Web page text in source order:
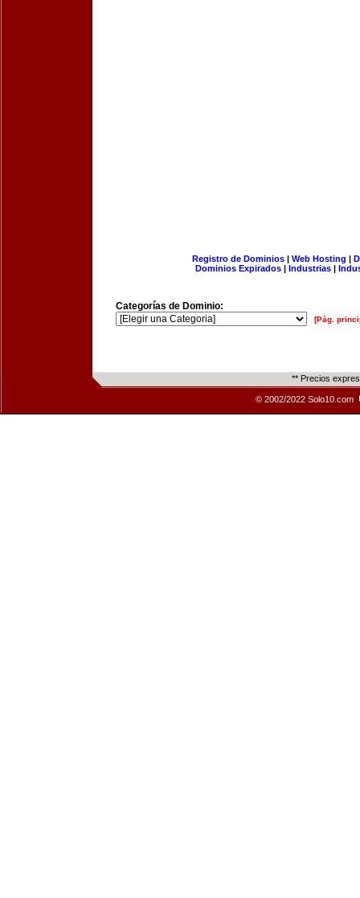
Registro de Dominios| Web Hosting |
Dominios Expirados | Industrias |
Categorías de Dominio:
[Pág.
** Precios
© 2002/2022 Solo10.com